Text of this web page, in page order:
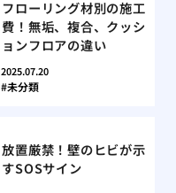
フローリング材別の施工
費！無垢、複合、クッシ
ョンフロアの違い
2025.07.20
未分類
放置厳禁！壁のヒビが示
すSOSサイン